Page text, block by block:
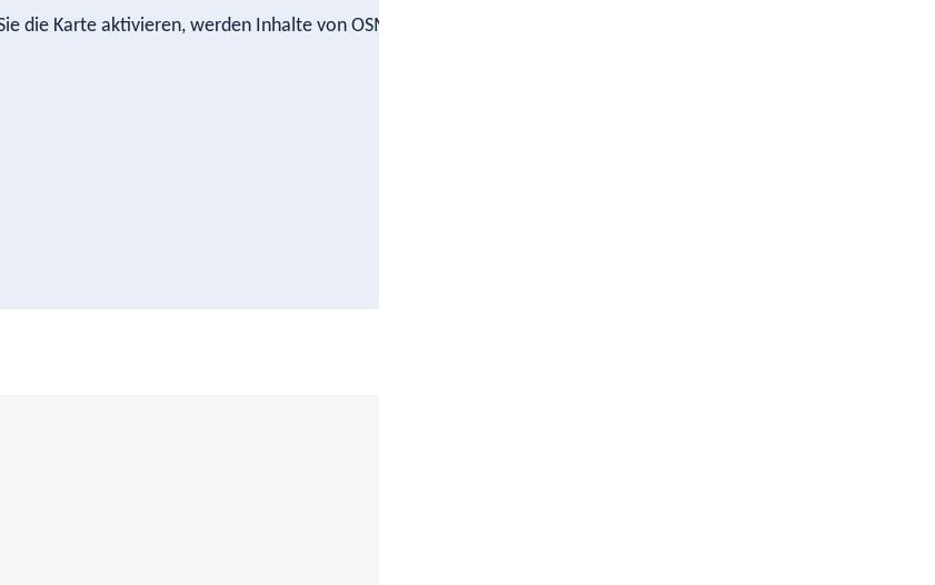
die Karte aktivieren, werden Inhalte von OSM nachgeladen.